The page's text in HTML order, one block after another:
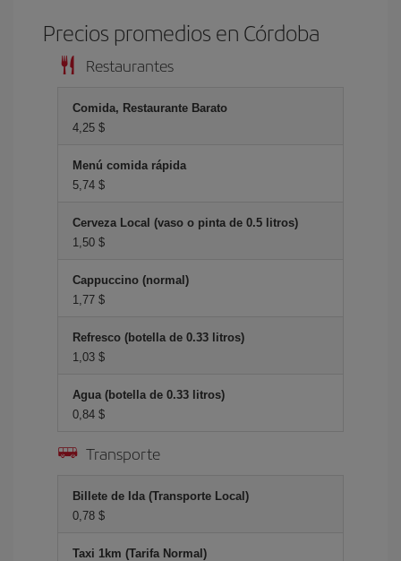
Precios promedios en Córdoba
Restaurantes
Comida, Restaurante Barato
4,25 $
Menú comida rápida
5,74 $
Cerveza Local (vaso o pinta de 0.5 litros)
1,50 $
Cappuccino (normal)
1,77 $
Refresco (botella de 0.33 litros)
1,03 $
Agua (botella de 0.33 litros)
0,84 $
Transporte
Billete de Ida (Transporte Local)
0,78 $
Taxi 1km (Tarifa Normal)